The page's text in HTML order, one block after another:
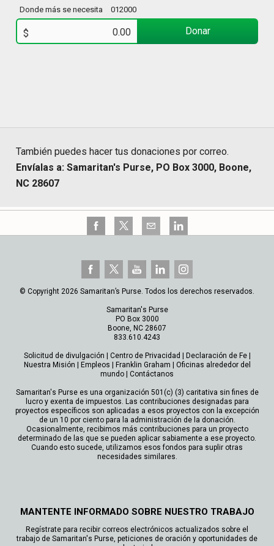
Donde más se necesita 012000
$ Donar
También puedes hacer tus donaciones por correo.
Envíalas a: Samaritan's Purse, PO Box 3000, Boone,
NC 28607
© Copyright 2026 Samaritan’s Purse. Todos los derechos reservados.
Samaritan's Purse
PO Box 3000
Boone, NC 28607
833.610.4243
Solicitud de divulgación Centro de Privacidad Declaración de Fe|
Nuestra Misión
Empleos Franklin Graham
Oficinas alrededor del
mundo
Contáctanos
Samaritan's Purse es una organización 501(c) (3) caritativa sin fines de
lucro y exenta de impuestos. Las contribuciones designadas para
proyectos específicos son aplicadas a esos proyectos con la excepción
de un 10 por ciento para la administración de la donación.
Ocasionalmente, recibimos más contribuciones para un proyecto
determinado de las que se pueden aplicar sabiamente a ese proyecto.
Cuando esto sucede, utilizamos esos fondos para suplir otras
necesidades similares.
MANTENTE INFORMADO SOBRE NUESTRO TRABAJO
Regístrate para recibir correos electrónicos actualizados sobre el
trabajo de Samaritan's Purse, peticiones de oración y oportunidades de